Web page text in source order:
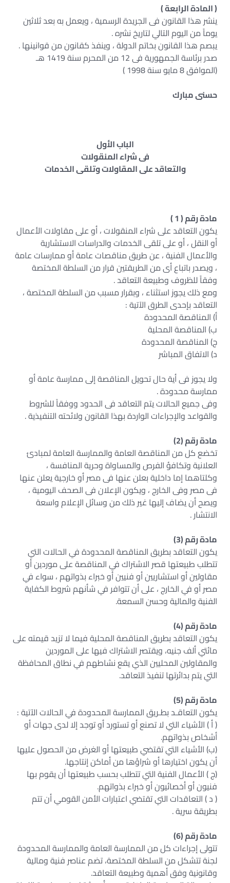
( المادة الرابعة )
ينشر هذا القانون فى الجريدة الرسمية ، ويعمل به بعد ثلاثين
يوماً من اليوم التالي لتاريخ نشره .
يبصم هذا القانون بخاتم الدولة ، وينفذ كقانون من قوانينها .
صدر برئاسة الجمهورية فى 12 من المحرم سنة 1419 هـ
(الموافق 8 مايو سنة 1998 )
حسنى مبارك
الباب الأول
فى شراء المنقولات
والتعاقد على المقاولات وتلقى الخدمات
مادة رقم ( 1 )
يكون التعاقد على شراء المنقولات ، أو على مقاولات الأعمال
أو النقل ، أو على تلقى الخدمات والدراسات الاستشارية
والأعمال الفنية ، عن طريق مناقصات عامة أو ممارسات عامة
، ويصدر باتباع أى من الطريقتين قرار من السلطة المختصة
وفقاً للظروف وطبيعة التعاقد .
ومع ذلك يجوز استثناء ، وبقرار مسبب من السلطة المختصة ،
التعاقد بإحدى الطرق الآتية :
أ) المناقصة المحدودة
ب) المناقصة المحلية
ج) المناقصة المحدودة
د) الاتفاق المباشر
ولا يجوز فى أية حال تحويل المناقصة إلى ممارسة عامة أو
ممارسة محدودة .
وفى جميع الحالات يتم التعاقد فى الحدود ووفقاً للشروط
والقواعد والإجراءات الواردة بهذا القانون ولائحته التنفيذية .
مادة رقم (2)
تخضع كل من المناقصة العامة والممارسة العامة لمبادئ
العلانية وتكافؤ الفرص والمساواة وحرية المنافسة ،
وكلتاهما إما داخلية بعلن عنها فى مصر أو خارجية يعلن عنها
فى مصر وفى الخارج ، ويكون الإعلان فى الصحف اليومية ،
ويصح أن يضاف إليها غير ذلك من وسائل الإعلام واسعة
الانتشار .
مادة رقم (3)
يكون التعاقد بطريق المناقصة المحدودة في الحالات التي
تتطلب طبيعتها قصر الاشتراك في المناقصة على موردين أو
مقاولين أو استشاريين أو فنيين أو خبراء بذواتهم ، سواء في
مصر أو في الخارج ، على أن تتوافر في شأنهم شروط الكفاية
الفنية والمالية وحسن السمعة.
مادة رقم (4)
يكون التعاقد بطريق المناقصة المحلية فيما لا تزيد قيمته على
مائتي ألف جنيه، ويقتصر الاشتراك فيها على الموردين
والمقاولين المحليين الذي يقع نشاطهم في نطاق المحافظة
التي يتم بدائرتها تنفيذ التعاقد.
مادة رقم (5)
يكون التعاقـد بطـريق الممارسة المحدودة في الحالات الآتية :
( أ ) الأشياء التي لا تصنع أو تستورد أو توجد إلا لدى جهات أو
أشخاص بذواتهم.
(ب) الأشياء التي تقتضي طبيعتها أو الغرض من الحصول عليها
أن يكون اختيارها أو شراؤها من أماكن إنتاجها.
(ج ) الأعمال الفنية التي تتطلب بحسب طبيعتها أن يقوم بها
فنيون أو أخصائيون أو خبراء بذواتهم.
( د ) التعاقدات التي تقتضي اعتبارات الأمن القومي أن تتم
بطريقة سرية .
مادة رقم (6)
تتولى إجراءات كل من الممارسة العامة والممارسة المحدودة
لجنة تتشكل من السلطة المختصة، تضم عناصر فنية ومالية
وقانونية وفق أهمية وطبيعة التعاقد.